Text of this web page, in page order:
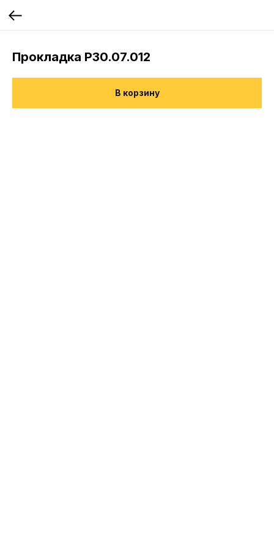
Прокладка Р30.07.012
В корзину